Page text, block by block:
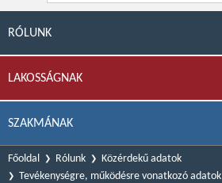
RÓLUNK
LAKOSSÁGNAK
SZAKMÁNAK
Főoldal Rólunk
Közérdekű adatok
Tevékenységre, működésre vonatkozó adatok